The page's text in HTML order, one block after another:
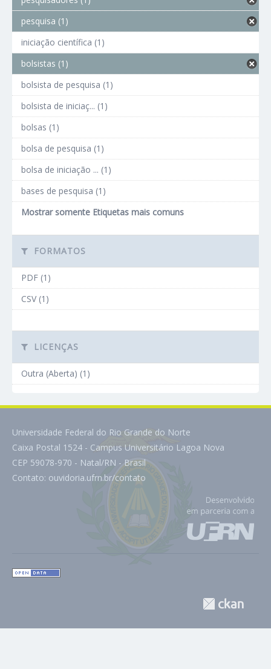
pesquisa (1)
iniciação científica (1)
bolsistas (1)
bolsista de pesquisa (1)
bolsista de iniciaç... (1)
bolsas (1)
bolsa de pesquisa (1)
bolsa de iniciação ... (1)
bases de pesquisa (1)
Mostrar somente Etiquetas mais comuns
FORMATOS
PDF (1)
CSV (1)
LICENÇAS
Outra (Aberta) (1)
Universidade Federal do Rio Grande do Norte
Caixa Postal 1524 - Campus Universitário Lagoa Nova
CEP 59078-970 - Natal/RN - Brasil
Contato: ouvidoria.ufrn.br/contato